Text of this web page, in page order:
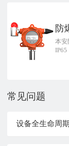
防
本安
IP65
常见问题
设备全生命周